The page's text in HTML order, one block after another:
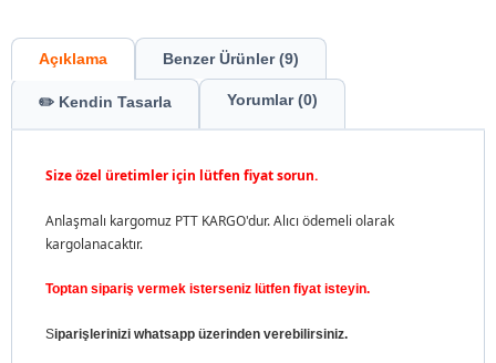
Açıklama Benzer Ürünler (9)
✏️ Kendin Tasarla Yorumlar (0)
Size özel üretimler için lütfen fiyat sorun.
Anlaşmalı kargomuz PTT KARGO'dur. Alıcı ödemeli olarak
kargolanacaktır.
Toptan sipariş vermek isterseniz lütfen fiyat isteyin.
Siparişlerinizi whatsapp üzerinden verebilirsiniz.